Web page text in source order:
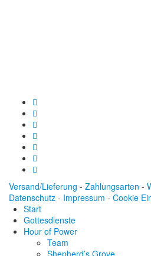
Versand/Lieferung - Zahlungsarten -
Datenschutz - Impressum - Cookie
Start
Gottesdienste
Hour of Power
Team
Shepherd’s Grove